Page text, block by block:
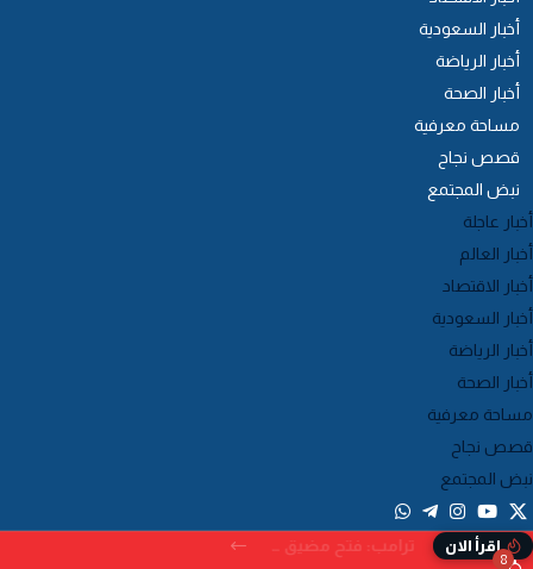
أخبار السعودية
أخبار الرياضة
أخبار الصحة
مساحة معرفية
قصص نجاح
نبض المجتمع
عاجلة
العالم
الاقتصاد
السعودية
الرياضة
الصحة
معرفية
نجاح
المجتمع
إقرأ الان ترامب: فتح مضيق هرمز بات وشيكًا.. ويُحذر من البدائل إذا تعثر الاتفاق
8